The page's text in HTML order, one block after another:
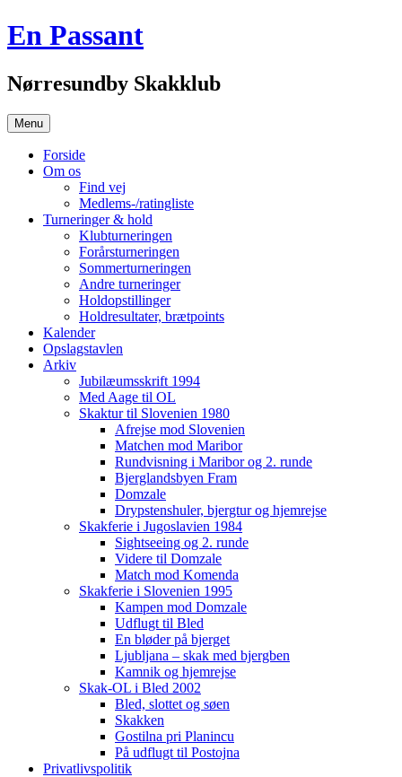
Hop
til
En Passant
Nørresundby Skakklub
Menu
Forside
Om os
Find vej
Medlems-/ratingliste
Turneringer & hold
Klubturneringen
Forårsturneringen
Sommerturneringen
Andre turneringer
Holdopstillinger
Holdresultater, brætpoints
Kalender
Opslagstavlen
Arkiv
Jubilæumsskrift 1994
Med Aage til OL
Skaktur til Slovenien 1980
Afrejse mod Slovenien
Matchen mod Maribor
Rundvisning i Maribor og 2. runde
Bjerglandsbyen Fram
Domzale
Drypstenshuler, bjergtur og hjemrejse
Skakferie i Jugoslavien 1984
Sightseeing og 2. runde
Videre til Domzale
Match mod Komenda
Skakferie i Slovenien 1995
Kampen mod Domzale
Udflugt til Bled
En bløder på bjerget
Ljubljana – skak med bjergben
Kamnik og hjemrejse
Skak-OL i Bled 2002
Bled, slottet og søen
Skakken
Gostilna pri Planincu
På udflugt til Postojna
Privatlivspolitik